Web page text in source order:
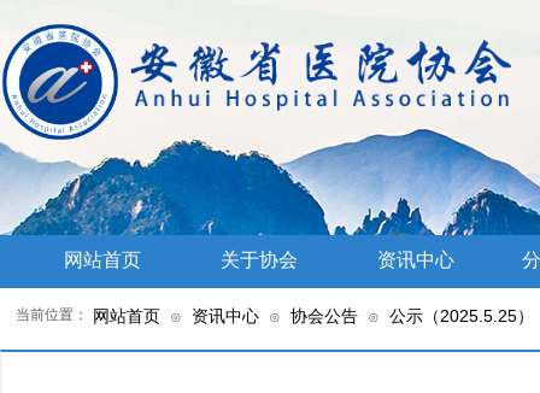
网站首页 关于协会 资讯中心
网站首页 ⊙ 资讯中心 ⊙ 协会公告 ⊙ 公示（2025.5.25）
当前位置：